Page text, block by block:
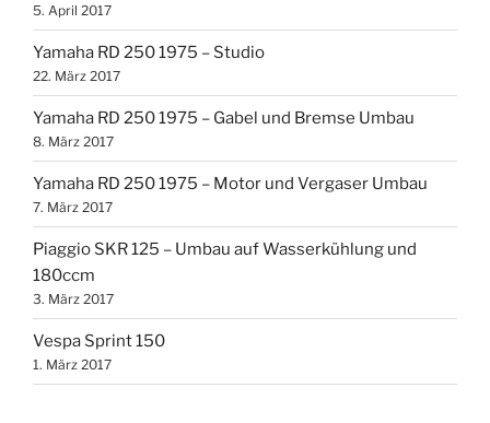
5. April 2017
Yamaha RD 250 1975 – Studio
22. März 2017
Yamaha RD 250 1975 – Gabel und Bremse Umbau
8. März 2017
Yamaha RD 250 1975 – Motor und Vergaser Umbau
7. März 2017
Piaggio SKR 125 – Umbau auf Wasserkühlung und
180ccm
3. März 2017
Vespa Sprint 150
1. März 2017